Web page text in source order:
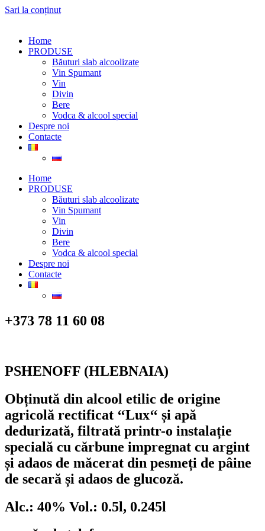
Sari la conținut
Home
PRODUSE
Băuturi slab alcoolizate
Vin Spumant
Vin
Divin
Bere
Vodca & alcool special
Despre noi
Contacte
Home
PRODUSE
Băuturi slab alcoolizate
Vin Spumant
Vin
Divin
Bere
Vodca & alcool special
Despre noi
Contacte
+373 78 11 60 08
PSHENOFF (HLEBNAIA)
Obținută din alcool etilic de origine
agricolă rectificat ‘‘Lux‘‘ și apă
dedurizată, filtrată printr-o instalație
specială cu cărbune impregnat cu argint
și adaos de măcerat din pesmeți de pâine
de secară și adaos de glucoză.
Alc.: 40% Vol.: 0.5l, 0.245l